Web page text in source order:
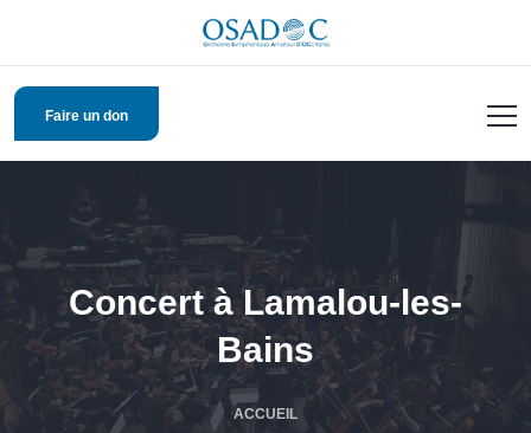
Faire un don
Concert à Lamalou-les-
Bains
ACCUEIL